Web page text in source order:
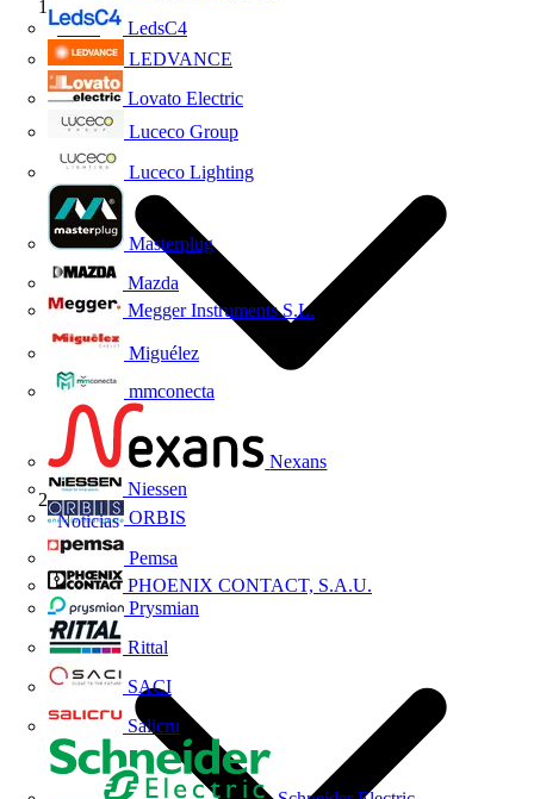
LedsC4
LEDVANCE
Lovato Electric
Luceco Group
Luceco Lighting
Masterplug
Mazda
Megger Instruments S.L.
Miguélez
mmconecta
Nexans
Niessen
ORBIS
Pemsa
PHOENIX CONTACT, S.A.U.
Prysmian
Rittal
SACI
Salicru
Inicio
Noticias